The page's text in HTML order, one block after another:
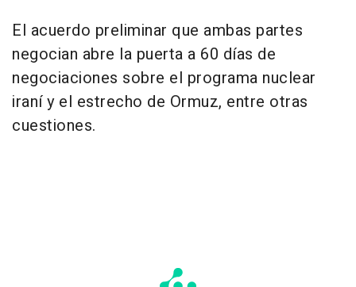
El acuerdo preliminar que ambas partes
negocian abre la puerta a 60 días de
negociaciones sobre el programa nuclear
iraní y el estrecho de Ormuz, entre otras
cuestiones.